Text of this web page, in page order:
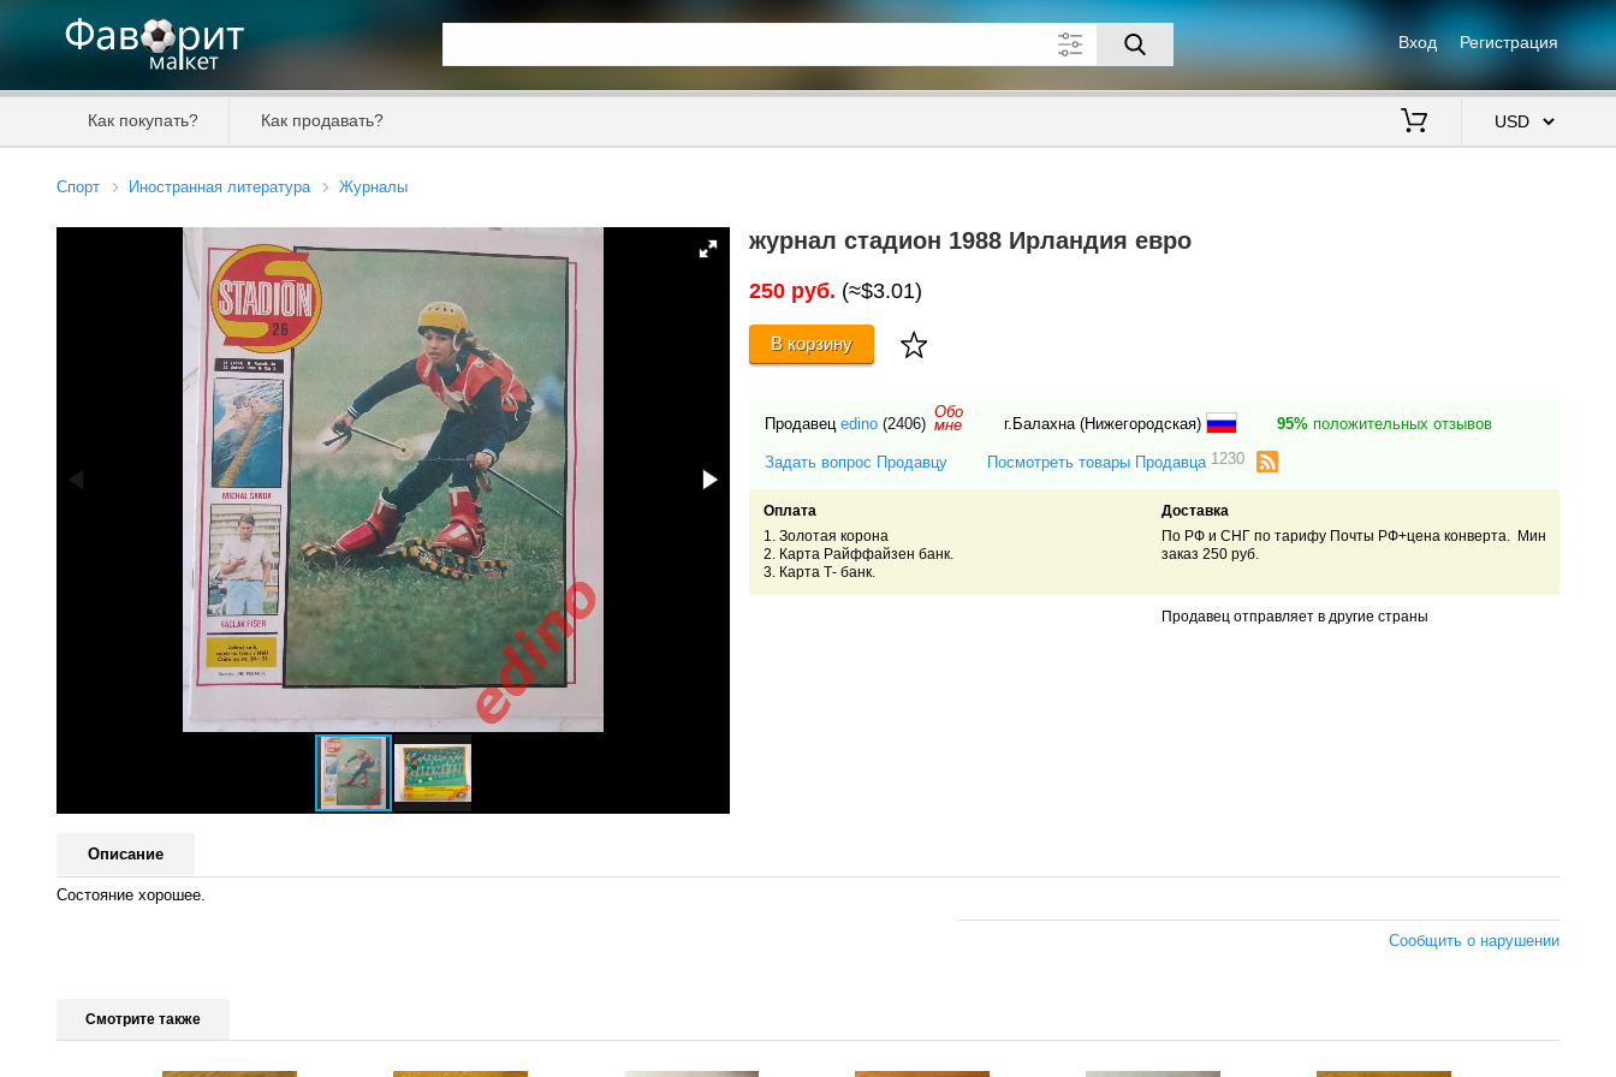
Вход Регистрация
Как покупать? Как продавать?
Спорт Иностранная литература Журналы
журнал стадион 1988 Ирландия евро
250 руб. (≈$3.01)
В корзину
Продавец edino (2406)
Обо
мне г.Балахна (Нижегородская) 95%положительных отзывов
Задать вопрос Продавцу Посмотреть товары Продавца 1230
Оплата
1. Золотая коpона
2. Карта Райффайзен банк.
3. Карта Т- банк.
Доставка
По РФ и СНГ по тарифу Почты РФ+цена конверта. Мин
заказ 250 руб.
Продавец отправляет в другие страны
Описание
Состояние хорошее.
Сообщить о нарушении
Смотрите также